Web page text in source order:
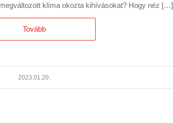
klíma okozta kihívásokat? Hogy néz […]
Tovább
2023.01.20.